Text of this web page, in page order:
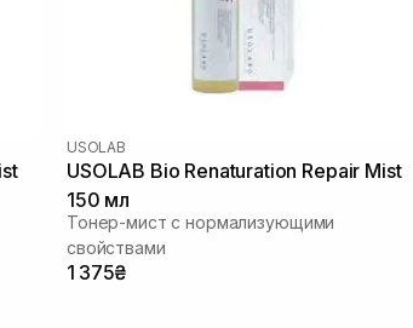
USOLAB
USOLAB Bio Renaturation Repair Mist
150 мл
Тонер-мист с нормализующими
свойствами
1 375₴